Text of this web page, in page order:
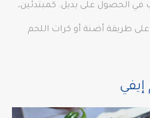
في الحصول على بديل. كمبتدئين،
طريقة أضنة أو كرات اللحم